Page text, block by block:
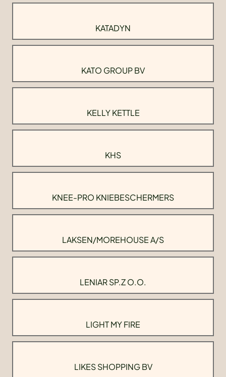
KATADYN
KATO GROUP BV
KELLY KETTLE
KHS
KNEE-PRO KNIEBESCHERMERS
LAKSEN/MOREHOUSE A/S
LENIAR SP.Z O.O.
LIGHT MY FIRE
LIKES SHOPPING BV